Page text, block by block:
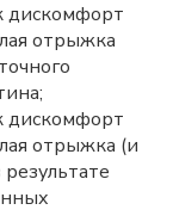
дискомфорт
отрыжка
дискомфорт
отрыжка (и